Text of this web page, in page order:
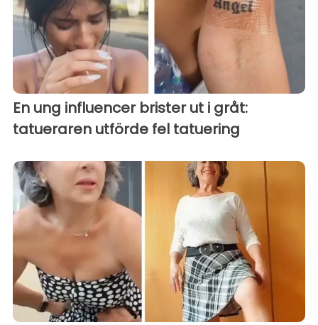
En ung influencer brister ut i gråt:
tatueraren utförde fel tatuering